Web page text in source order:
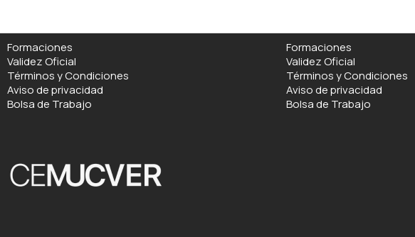
Formaciones
Validez Oficial
Términos y Condiciones
Aviso de privacidad
Bolsa de Trabajo
Formaciones
Validez Oficial
Términos y Condiciones
Aviso de privacidad
Bolsa de Trabajo